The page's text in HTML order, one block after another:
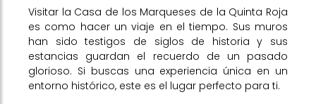
Visitar la Casa de los Marqueses de la Quinta Roja
es como hacer un viaje en el tiempo. Sus muros
han sido testigos de siglos de historia y sus
estancias guardan el recuerdo de un pasado
glorioso. Si buscas una experiencia única en un
entorno histórico, este es el lugar perfecto para ti.